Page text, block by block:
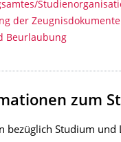
der Zeugnisdokumente
Beurlaubung
zum
bezüglich Studium und